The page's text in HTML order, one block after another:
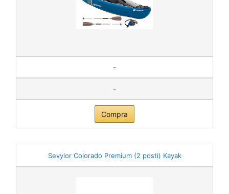
-
-
Compra
Sevylor Colorado Premium (2 posti) Kayak